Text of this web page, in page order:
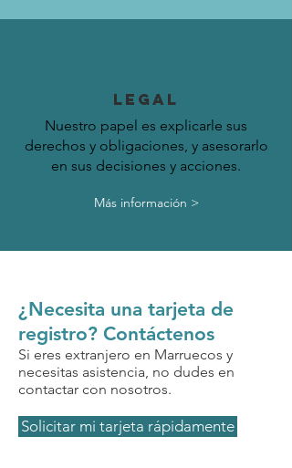
LEGAL
Nuestro papel es explicarle sus
derechos y obligaciones, y asesorarlo
en sus decisiones y acciones.
Más información >
¿Necesita una tarjeta de
registro? Contáctenos
Si eres extranjero en Marruecos y
necesitas asistencia, no dudes en
contactar con nosotros.
Solicitar mi tarjeta rápidamente